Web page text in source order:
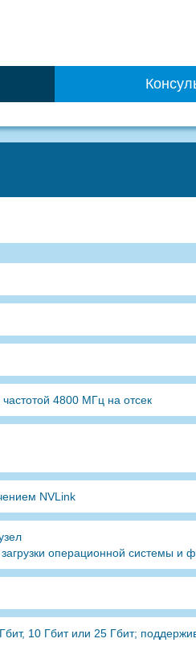
4800 МГц на отсек
NVLink
операционной системы и
10 Гбит или 25 Гбит;